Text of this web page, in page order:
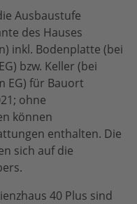
Ausbaustufe
des Hauses
inkl. Bodenplatte (bei
bzw. Keller (bei
EG) für Bauort
ohne
können
enthalten. Die
sich auf die
40 Plus sind